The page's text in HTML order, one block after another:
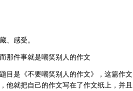
、感受。
那件事就是嘲笑别人的作文
目是《不要嘲笑别人的作文》，这篇作文
他就把自己的作文写在了作文纸上，并且